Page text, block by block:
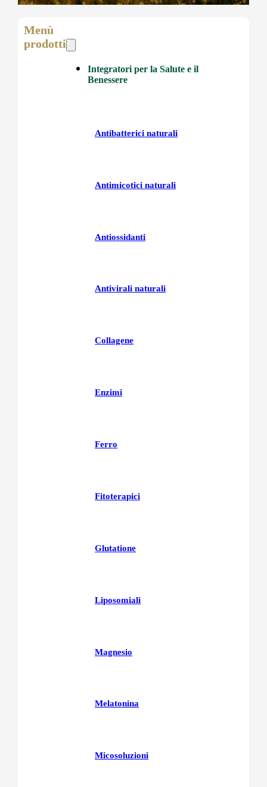
Menù
prodotti
Integratori per la Salute e il
Benessere
Antibatterici naturali
Antimicotici naturali
Antiossidanti
Antivirali naturali
Collagene
Enzimi
Ferro
Fitoterapici
Glutatione
Liposomiali
Magnesio
Melatonina
Micosoluzioni